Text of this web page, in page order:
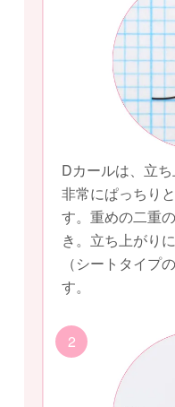
Dカールは、立ち
非常にぱっちり
す。重めの二重
き。立ち上がり
（シートタイプ
す。
2